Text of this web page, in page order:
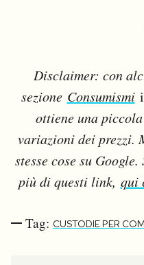
Disclaimer: con
sezione Consumismi
ottiene una
variazioni dei prezzi.
stesse cose su
più di questi link, qui
Tag: CUSTODIE PER